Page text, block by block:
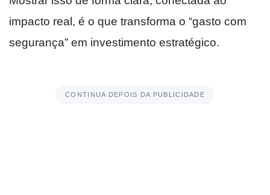
impacto real, é o que transforma o “gasto com
segurança” em investimento estratégico.
CONTINUA DEPOIS DA PUBLICIDADE